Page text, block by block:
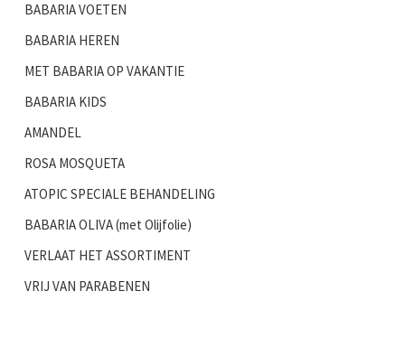
BABARIA VOETEN
BABARIA HEREN
MET BABARIA OP VAKANTIE
BABARIA KIDS
AMANDEL
ROSA MOSQUETA
ATOPIC SPECIALE BEHANDELING
BABARIA OLIVA (met Olijfolie)
VERLAAT HET ASSORTIMENT
VRIJ VAN PARABENEN